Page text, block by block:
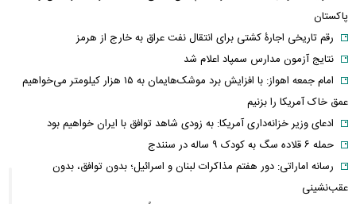
پاکستان
رقم تاریخی اجارۀ کشتی برای انتقال نفت عراق به خارج از هرمز
نتایج آزمون مدارس سمپاد اعلام شد
امام‌ جمعه اهواز: با افزایش برد موشک‌هایمان به ۱۵ هزار کیلومتر می‌خواهیم
عمق خاک آمریکا را بزنیم
ادعای وزیر خزانه‌داری آمریکا: به زودی شاهد توافق با ایران خواهیم بود
حمله ۶ قلاده سگ به کودک ۹ ساله در سنندج
رسانه اماراتی: دور هفتم مذاکرات لبنان و اسرائیل؛ بدون توافق، بدون
عقب‌نشینی